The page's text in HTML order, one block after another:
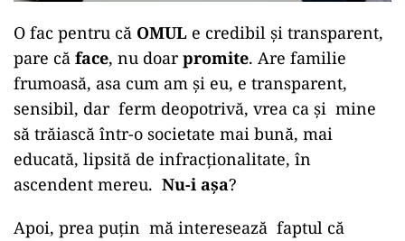
O fac pentru că OMUL e credibil și transparent,
pare că face, nu doarpromite. Are familie
frumoasă, asa cum am și eu, e transparent,
sensibil, dar ferm deopotrivă, vrea ca și mine
să trăiască într-o societate mai bună, mai
educată, lipsită de infracționalitate, în
ascendent mereu. Nu-i așa?
Apoi, prea puțin mă interesează faptul că